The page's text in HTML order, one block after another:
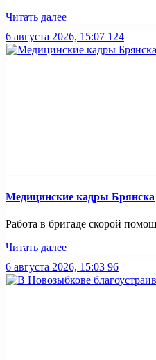
Читать далее
6 августа 2026, 15:07 124
Медицинские кадры Брянска
Работа в бригаде скорой
Читать далее
6 августа 2026, 15:03 96